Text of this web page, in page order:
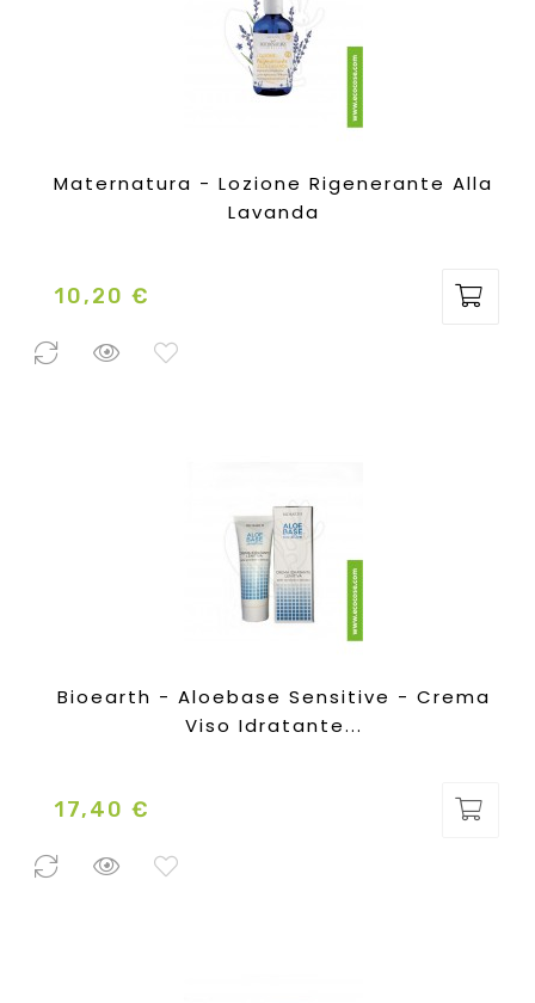
Maternatura - Lozione Rigenerante Alla
Lavanda
Prezzo
10,20 €
Bioearth - Aloebase Sensitive - Crema
Viso Idratante...
Prezzo
17,40 €
0 Pezzi